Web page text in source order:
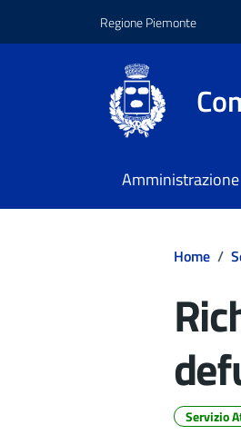
Regione Piemonte
Amministrazione
Home /
Servizio